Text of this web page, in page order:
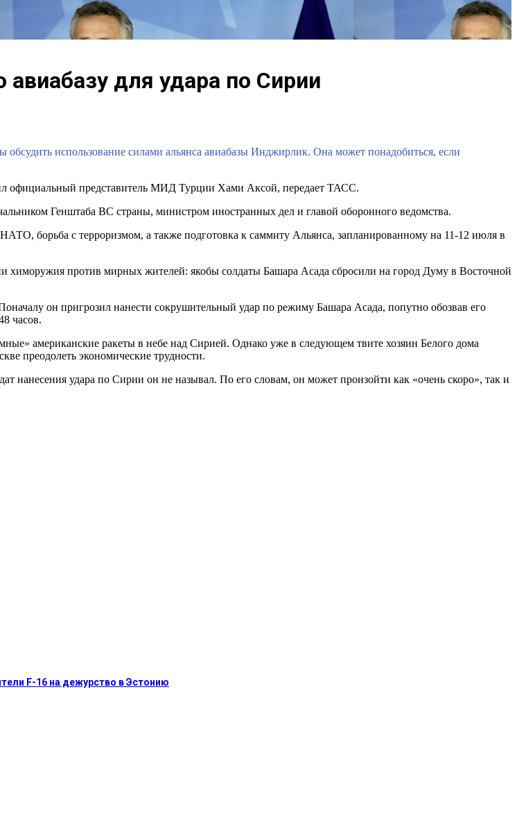
для удара по Сирии
использование силами альянса авиабазы Инджирлик. Она может понадобиться, если
официальный представитель МИД Турции Хами Аксой, передает ТАСС.
Генштаба ВС страны, министром иностранных дел и главой оборонного ведомства.
борьба с терроризмом, а также подготовка к саммиту Альянса, запланированному на 11-12 июля в
против мирных жителей: якобы солдаты Башара Асада сбросили на город Думу в Восточной
он пригрозил нанести сокрушительный удар по режиму Башара Асада, попутно обозвав его
часов.
американские ракеты в небе над Сирией. Однако уже в следующем твите хозяин Белого дома
преодолеть экономические трудности.
нанесения удара по Сирии он не называл. По его словам, он может произойти как «очень скоро», так и
F-16 на дежурство в Эстонию